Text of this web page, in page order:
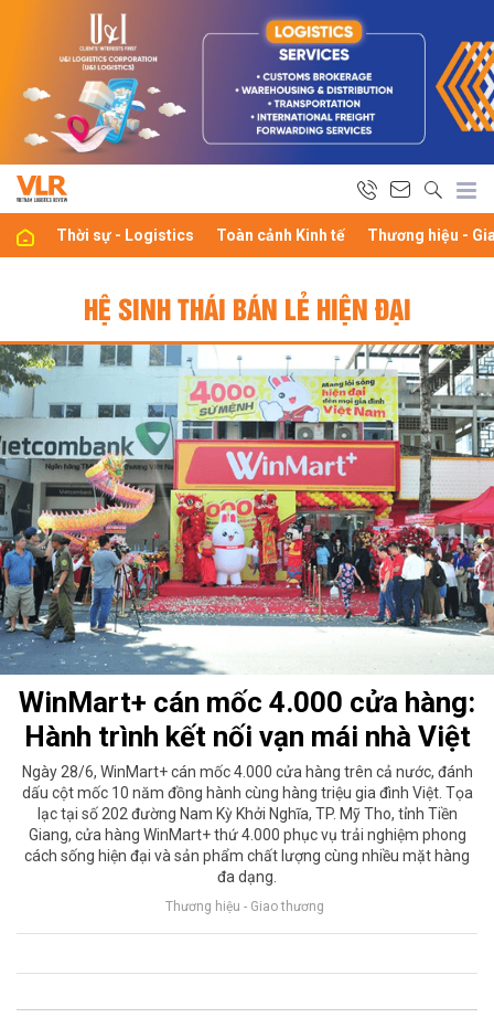
Thời sự - Logistics Toàn cảnh Kinh tế Thương hiệu -
HỆ SINH THÁI BÁN LẺ HIỆN ĐẠI
WinMart+ cán mốc 4.000 cửa hàng:
Hành trình kết nối vạn mái nhà Việt
Ngày 28/6, WinMart+ cán mốc 4.000 cửa hàng trên cả nước, đánh
dấu cột mốc 10 năm đồng hành cùng hàng triệu gia đình Việt. Tọa
lạc tại số 202 đường Nam Kỳ Khởi Nghĩa, TP. Mỹ Tho, tỉnh Tiền
Giang, cửa hàng WinMart+ thứ 4.000 phục vụ trải nghiệm phong
cách sống hiện đại và sản phẩm chất lượng cùng nhiều mặt hàng
đa dạng.
Thương hiệu - Giao thương